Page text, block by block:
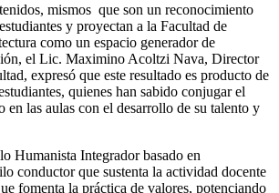
mismos que son un reconocimiento
y proyectan a la Facultad de
como un espacio generador de
el Lic. Maximino Acoltzi Nava, Director
expresó que este resultado es producto de
quienes han sabido conjugar el
en las aulas con el desarrollo de su talento y
Humanista Integrador basado en
conductor que sustenta la actividad docente
fomenta la práctica de valores, potenciando